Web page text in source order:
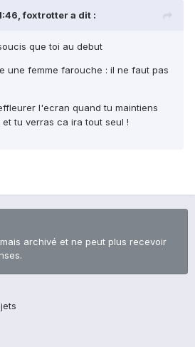
foxtrotter a dit :
que toi au debut
une femme farouche : il ne faut pas
l'ecran quand tu maintiens
tu verras ca ira tout seul !
archivé et ne peut plus recevoir